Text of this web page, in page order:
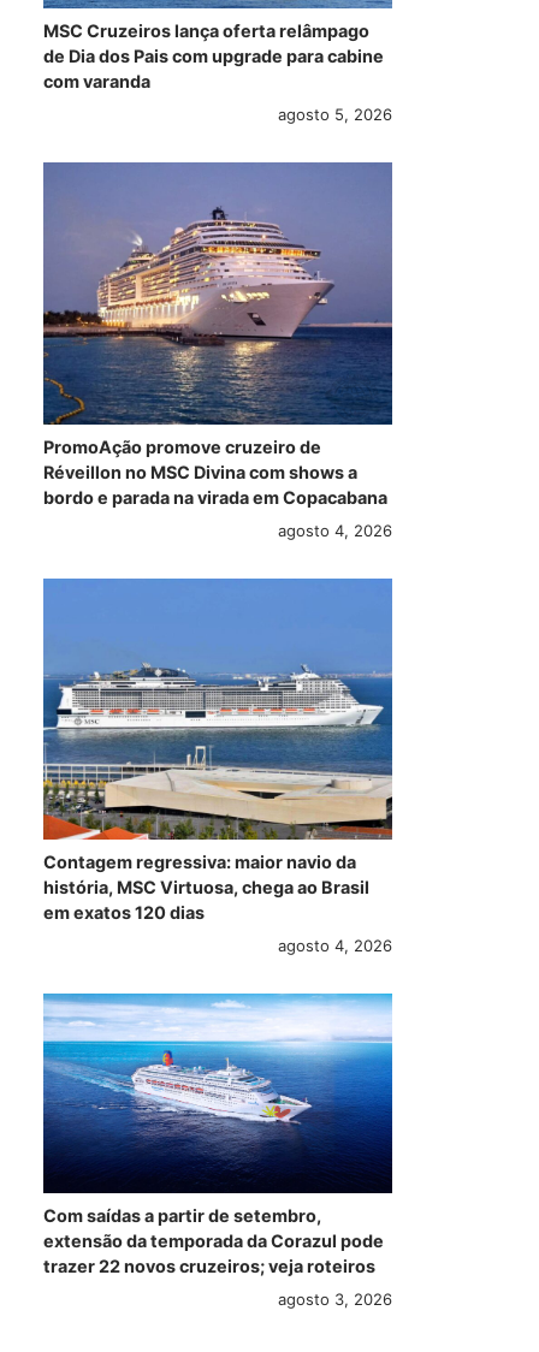
MSC Cruzeiros lança oferta relâmpago
de Dia dos Pais com upgrade para cabine
com varanda
agosto 5, 2026
PromoAção promove cruzeiro de
Réveillon no MSC Divina com shows a
bordo e parada na virada em Copacabana
agosto 4, 2026
Contagem regressiva: maior navio da
história, MSC Virtuosa, chega ao Brasil
em exatos 120 dias
agosto 4, 2026
Com saídas a partir de setembro,
extensão da temporada da Corazul pode
trazer 22 novos cruzeiros; veja roteiros
agosto 3, 2026